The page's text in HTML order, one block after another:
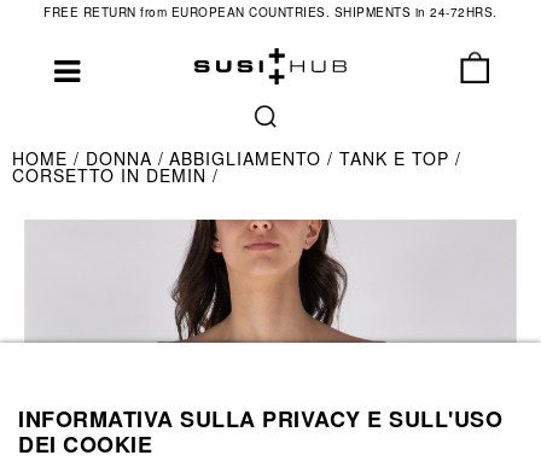
FREE RETURN from EUROPEAN COUNTRIES. SHIPMENTS in 24-72HRS.
HOME DONNA ABBIGLIAMENTO TANK E TOP
CORSETTO IN DEMIN
INFORMATIVA SULLA PRIVACY E SULL'USO
DEI COOKIE